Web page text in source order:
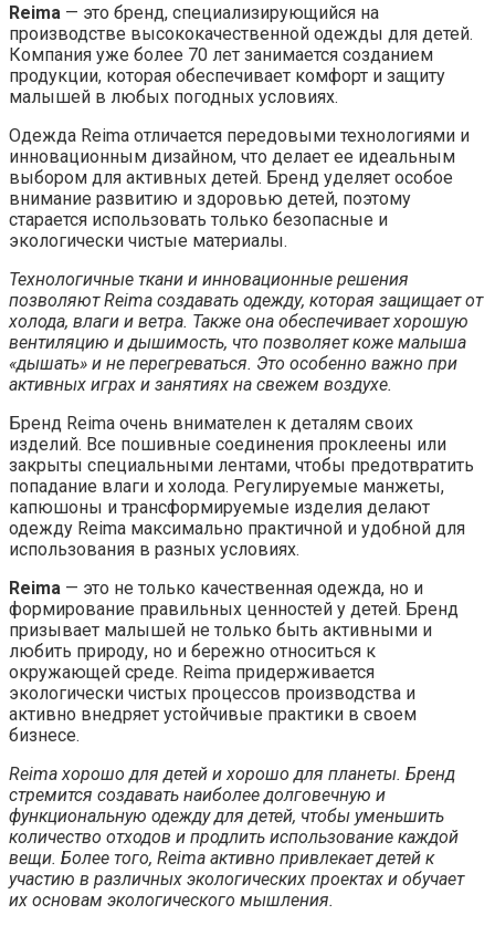
Reima — это бренд, специализирующийся на
производстве высококачественной одежды для детей.
Компания уже более 70 лет занимается созданием
продукции, которая обеспечивает комфорт и защиту
малышей в любых погодных условиях.
Одежда Reima отличается передовыми технологиями и
инновационным дизайном, что делает ее идеальным
выбором для активных детей. Бренд уделяет особое
внимание развитию и здоровью детей, поэтому
старается использовать только безопасные и
экологически чистые материалы.
Технологичные ткани и инновационные решения
позволяют Reima создавать одежду, которая защищает от
холода, влаги и ветра. Также она обеспечивает хорошую
вентиляцию и дышимость, что позволяет коже малыша
«дышать» и не перегреваться. Это особенно важно при
активных играх и занятиях на свежем воздухе.
Бренд Reima очень внимателен к деталям своих
изделий. Все пошивные соединения проклеены или
закрыты специальными лентами, чтобы предотвратить
попадание влаги и холода. Регулируемые манжеты,
капюшоны и трансформируемые изделия делают
одежду Reima максимально практичной и удобной для
использования в разных условиях.
Reima — это не только качественная одежда, но и
формирование правильных ценностей у детей. Бренд
призывает малышей не только быть активными и
любить природу, но и бережно относиться к
окружающей среде. Reima придерживается
экологически чистых процессов производства и
активно внедряет устойчивые практики в своем
бизнесе.
Reima хорошо для детей и хорошо для планеты. Бренд
стремится создавать наиболее долговечную и
функциональную одежду для детей, чтобы уменьшить
количество отходов и продлить использование каждой
вещи. Более того, Reima активно привлекает детей к
участию в различных экологических проектах и обучает
их основам экологического мышления.